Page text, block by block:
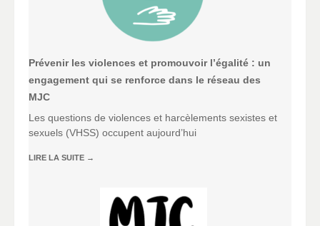
Prévenir les violences et promouvoir l’égalité : un
engagement qui se renforce dans le réseau des
MJC
Les questions de violences et harcèlements sexistes et
sexuels (VHSS) occupent aujourd’hui
LIRE LA SUITE →